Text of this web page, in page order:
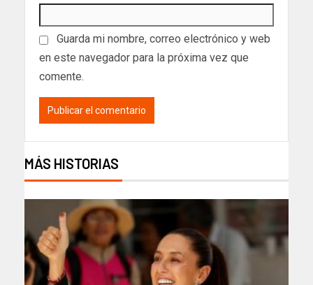
Guarda mi nombre, correo electrónico y web
en este navegador para la próxima vez que
comente.
MÁS HISTORIAS